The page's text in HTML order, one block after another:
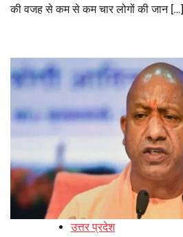
की वजह से कम से कम चार लोगों की जान […]
उत्तर प्रदेश